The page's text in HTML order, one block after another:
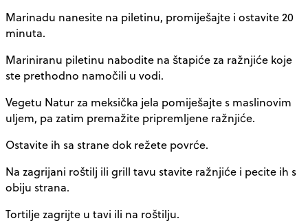
Marinadu nanesite na piletinu, promiješajte i ostavite 20
minuta.
Mariniranu piletinu nabodite na štapiće za ražnjiće koje
ste prethodno namočili u vodi.
Vegetu Natur za meksička jela pomiješajte s maslinovim
uljem, pa zatim premažite pripremljene ražnjiće.
Ostavite ih sa strane dok režete povrće.
Na zagrijani roštilj ili grill tavu stavite ražnjiće i pecite ih s
obiju strana.
Tortilje zagrijte u tavi ili na roštilju.